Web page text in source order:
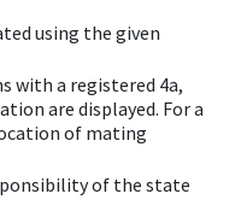
using the given
with a registered 4a,
are displayed. For a
of mating
of the state